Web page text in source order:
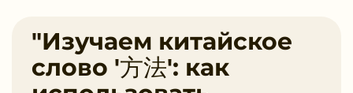
"Изучаем китайское
слово '方法': как